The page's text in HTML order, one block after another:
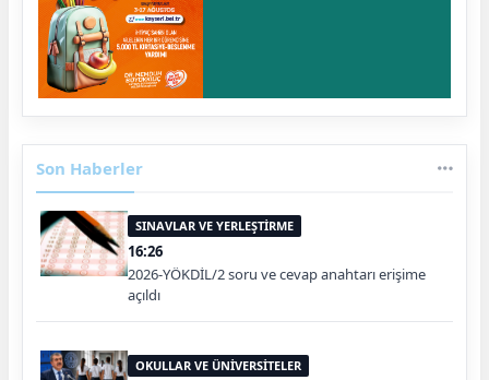
Son Haberler
SINAVLAR VE YERLEŞTİRME
16:26
2026-YÖKDİL/2 soru ve cevap anahtarı erişime
açıldı
OKULLAR VE ÜNİVERSİTELER